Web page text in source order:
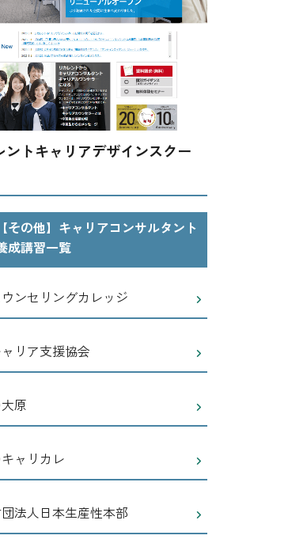
ントキャリアデザインスクー
【その他】キャリアコンサルタント
成講習一覧
ンセリングカレッジ
リア支援協会
原
ャリカレ
法人日本生産性本部